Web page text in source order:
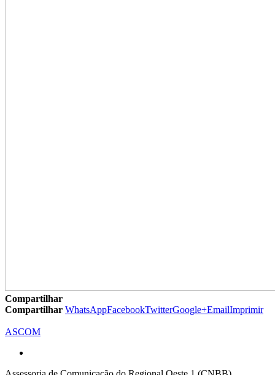
Compartilhar
Compartilhar WhatsAppFacebookTwitterGoogle+EmailImprimir
ASCOM